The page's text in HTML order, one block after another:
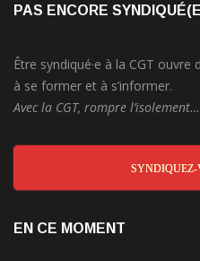
PAS ENCORE
Être syndiqué·e à la CGT
à se former et à s’informer.
Avec la CGT, rompre l’isolement…
SYNDIQUEZ-
EN CE MOMENT